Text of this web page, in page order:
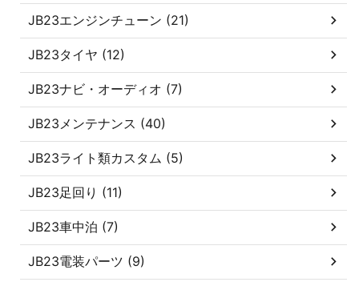
JB23エンジンチューン (21)
JB23タイヤ (12)
JB23ナビ・オーディオ (7)
JB23メンテナンス (40)
JB23ライト類カスタム (5)
JB23足回り (11)
JB23車中泊 (7)
JB23電装パーツ (9)